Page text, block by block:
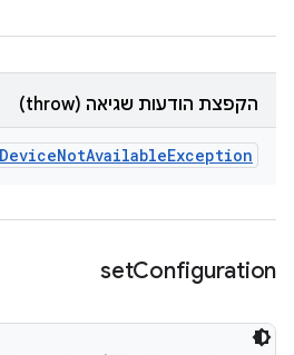
הקפצת הודעות שגיאה (throw)
DeviceNotAvailableException
setConfiguration